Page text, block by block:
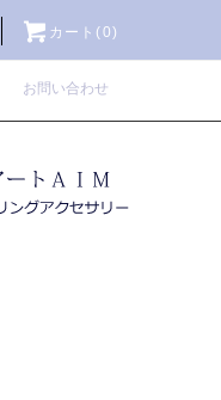
カート(0)
お問い合わせ